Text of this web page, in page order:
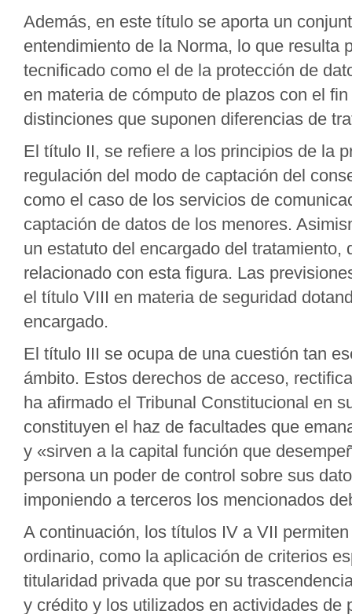
Además, en este título se aporta un
entendimiento de la Norma, lo que resulta
tecnificado como el de la protección de
en materia de cómputo de plazos con el
distinciones que suponen diferencias de
El título II, se refiere a los principios de la
regulación del modo de captación del
como el caso de los servicios de
captación de datos de los menores.
un estatuto del encargado del
relacionado con esta figura. Las
el título VIII en materia de seguridad
encargado.
El título III se ocupa de una cuestión tan
ámbito. Estos derechos de acceso,
ha afirmado el Tribunal Constitucional en
constituyen el haz de facultades que
y «sirven a la capital función que
persona un poder de control sobre sus
imponiendo a terceros los mencionados
A continuación, los títulos IV a VII
ordinario, como la aplicación de criterios
titularidad privada que por su
y crédito y los utilizados en actividades